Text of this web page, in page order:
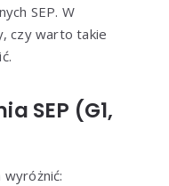
SEP. W
czy warto takie
SEP (G1,
wyróżnić: